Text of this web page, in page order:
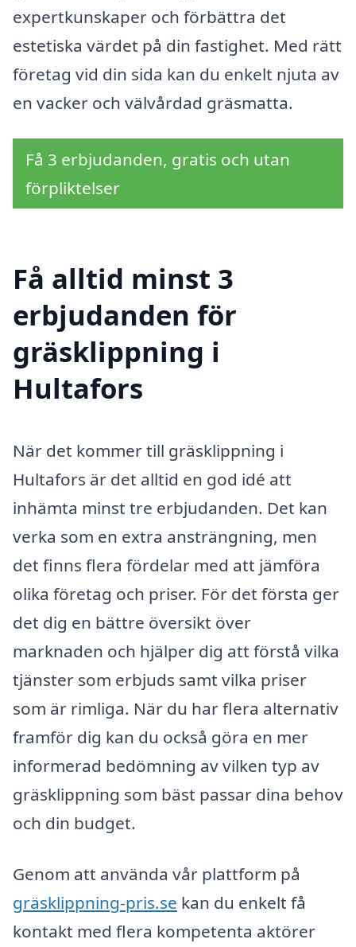
expertkunskaper och förbättra det
estetiska värdet på din fastighet. Med rätt
företag vid din sida kan du enkelt njuta av
en vacker och välvårdad gräsmatta.
Få 3 erbjudanden, gratis och utan
förpliktelser
Få alltid minst 3
erbjudanden för
gräsklippning i
Hultafors
När det kommer till gräsklippning i
Hultafors är det alltid en god idé att
inhämta minst tre erbjudanden. Det kan
verka som en extra ansträngning, men
det finns flera fördelar med att jämföra
olika företag och priser. För det första ger
det dig en bättre översikt över
marknaden och hjälper dig att förstå vilka
tjänster som erbjuds samt vilka priser
som är rimliga. När du har flera alternativ
framför dig kan du också göra en mer
informerad bedömning av vilken typ av
gräsklippning som bäst passar dina behov
och din budget.
Genom att använda vår plattform på
gräsklippning-pris.se kan du enkelt få
kontakt med flera kompetenta aktörer